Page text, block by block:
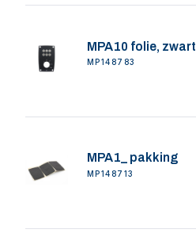
MPA10 folie, zwart
MP148783
MPA1_ pakking
MP148713